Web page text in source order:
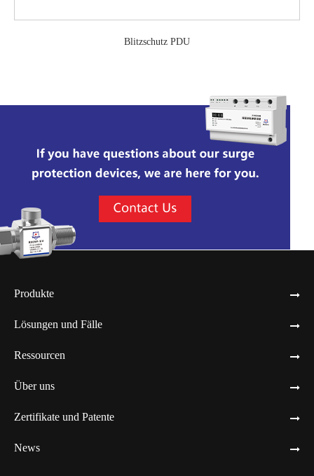
Blitzschutz PDU
Produkte
Lösungen und Fälle
Ressourcen
Über uns
Zertifikate und Patente
News